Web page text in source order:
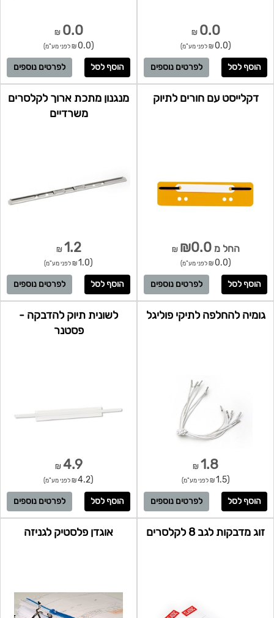
0.0
₪
(0.0 ₪ לפני מע"מ)
לפרטים נוספים
0.0
₪
(0.0 ₪ לפני מע"מ)
לפרטים נוספים
דקלייסט עם חורים לתיוק
החל מ₪0.0
₪
(0.0 ₪ לפני מע"מ)
לפרטים נוספים
מנגנון מתכת ארוך לקלסרים
משרדיים
1.2
₪
(1.0 ₪ לפני מע"מ)
לפרטים נוספים
גומיה להחלפה לתיקי פוליגל
1.8
₪
(1.5 ₪ לפני מע"מ)
לפרטים נוספים
לשונית תיוק להדבקה -
פסטנר
4.9
₪
(4.2 ₪ לפני מע"מ)
לפרטים נוספים
זוג מדבקות לגב 8 לקלסרים אוגדן פלסטיק לגניזה